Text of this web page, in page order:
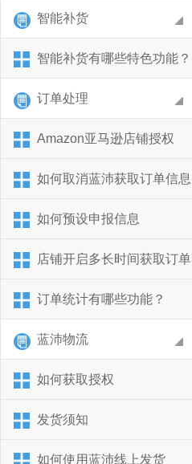
智能补货
智能补货有哪些特色功能？
订单处理
Amazon亚马逊店铺授权
​如何取消蓝沛获取订单信息
如何预设申报信息
店铺开启多长时间获取订单
订单统计有哪些功能？
蓝沛物流
如何获取授权
发货须知
如何使用蓝沛线上发货